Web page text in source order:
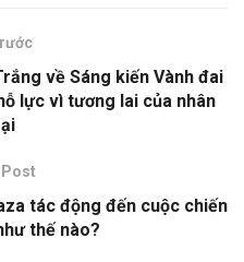
về Sáng kiến Vành đai
lực vì tương lai của nhân
Post
tác động đến cuộc chiến
thế nào?